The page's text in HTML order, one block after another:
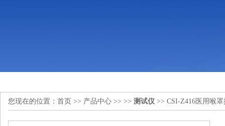
您现在的位置： 首页 >> 产品中心 >> >> 测试仪 >> CSI-Z416医用喉